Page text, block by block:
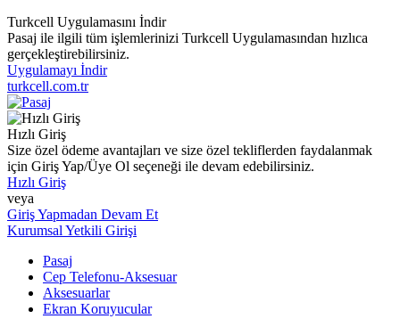
Turkcell Uygulamasını İndir
Pasaj ile ilgili tüm işlemlerinizi Turkcell Uygulamasından hızlıca
gerçekleştirebilirsiniz.
Uygulamayı İndir
turkcell.com.tr
Hızlı Giriş
Size özel ödeme avantajları ve size özel tekliflerden faydalanmak
için Giriş Yap/Üye Ol seçeneği ile devam edebilirsiniz.
Hızlı Giriş
veya
Giriş Yapmadan Devam Et
Kurumsal Yetkili Girişi
Pasaj
Cep Telefonu-Aksesuar
Aksesuarlar
Ekran Koruyucular